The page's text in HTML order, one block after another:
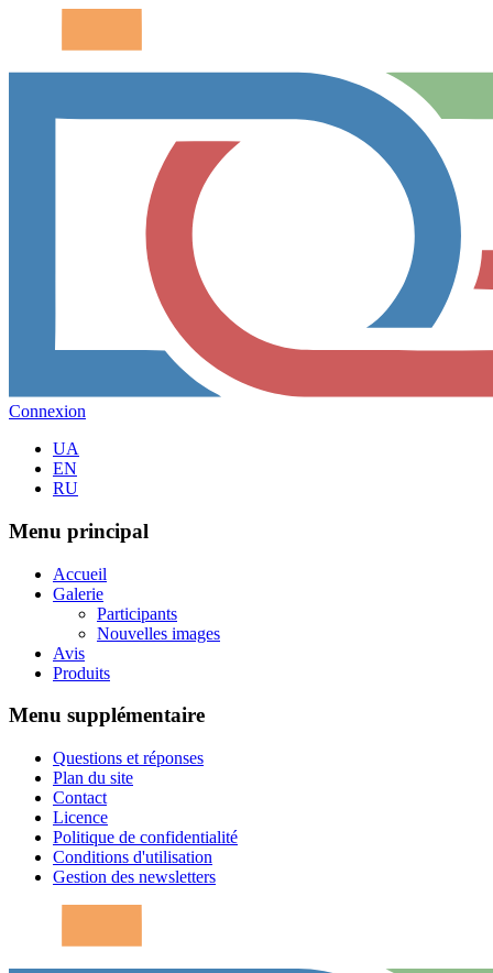
Connexion
UA
EN
RU
Menu principal
Accueil
Galerie
Participants
Nouvelles images
Avis
Produits
Menu supplémentaire
Questions et réponses
Plan du site
Contact
Licence
Politique de confidentialité
Conditions d'utilisation
Gestion des newsletters